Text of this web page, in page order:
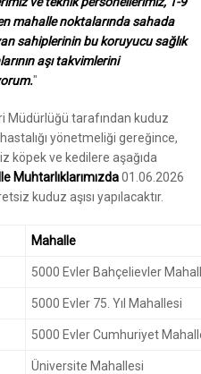
mahalle noktalarında sahada
sahiplerinin bu koruyucu sağlık
aşı takvimlerini
"
Müdürlüğü tarafından kuduz
yönetmeliği gereğince,
köpek ve kedilere aşağıda
Muhtarlıklarımızda01.06.2026
kuduz aşısı yapılacaktır.
Mahalle
5000 Evler Bahçelievler
5000 Evler 75. Yıl Mahallesi
5000 Evler Cumhuriyet
Üniversite Mahallesi